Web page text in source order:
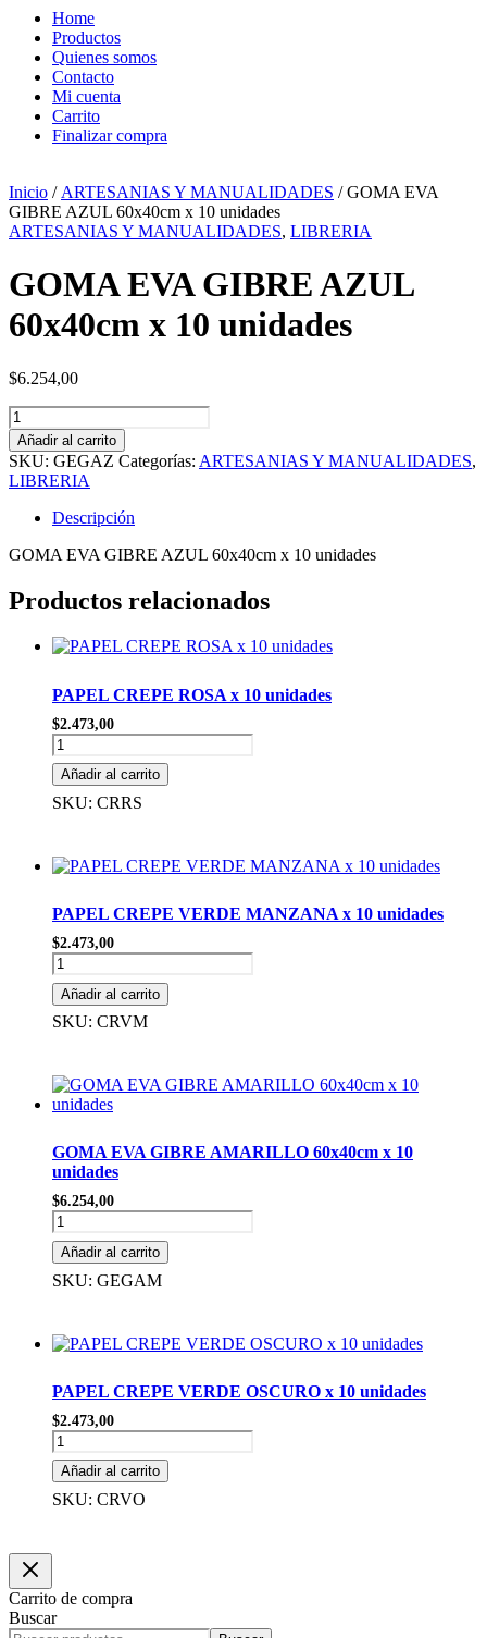
Home
Productos
Quienes somos
Contacto
Mi cuenta
Carrito
Finalizar compra
Inicio / ARTESANIAS Y MANUALIDADES / GOMA EVA
GIBRE AZUL 60x40cm x 10 unidades
ARTESANIAS Y MANUALIDADES, LIBRERIA
GOMA EVA GIBRE AZUL
60x40cm x 10 unidades
$6.254,00
GOMA
EVA
GIBRE
AZUL
60x40cm
unidades
Añadir al carrito
SKU: GEGAZ Categorías: ARTESANIAS Y MANUALIDADES,
LIBRERIA
Descripción
GOMA EVA GIBRE AZUL 60x40cm x 10 unidades
Productos relacionados
PAPEL CREPE ROSA x 10 unidades
$2.473,00
PAPEL
CREPE
ROSA
x
cantidad
Añadir al carrito
SKU: CRRS
PAPEL CREPE VERDE MANZANA x 10 unidades
$2.473,00
PAPEL
CREPE
VERDE
MANZANA
unidades
cantidad
Añadir al carrito
SKU: CRVM
GOMA EVA GIBRE AMARILLO 60x40cm x 10
unidades
$6.254,00
GOMA
EVA
GIBRE
AMARILLO
10
unidades
Añadir al carrito
SKU: GEGAM
PAPEL CREPE VERDE OSCURO x 10 unidades
$2.473,00
PAPEL
CREPE
VERDE
OSCURO
unidades
Añadir al carrito
SKU: CRVO
Carrito de compra
Buscar